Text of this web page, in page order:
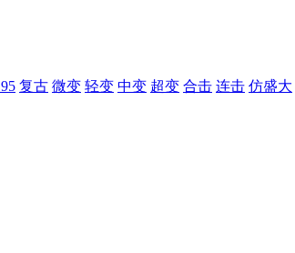
复古 微变 轻变 中变 超变 合击 连击 仿盛大